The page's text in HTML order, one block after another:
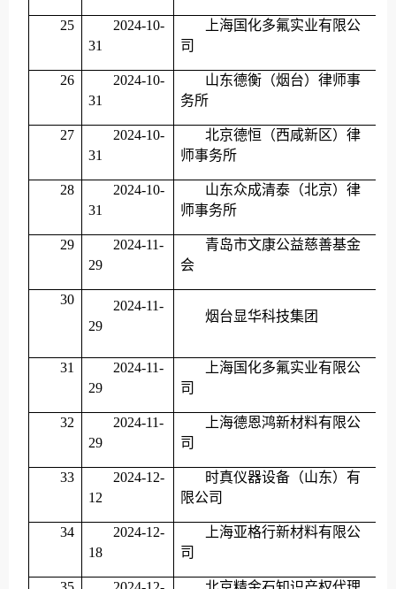
25
2024-10-
31
上海国化多氟实业有限公
司
26
2024-10-
31
山东德衡（烟台）律师事
务所
27
2024-10-
31
北京德恒（西咸新区）律
师事务所
28
2024-10-
31
山东众成清泰（北京）律
师事务所
29
2024-11-
29
青岛市文康公益慈善基金
会
30
2024-11-
29
烟台显华科技集团
31
2024-11-
29
上海国化多氟实业有限公
司
32
2024-11-
29
上海德恩鸿新材料有限公
司
33
2024-12-
12
时真仪器设备（山东）有
限公司
34
2024-12-
18
上海亚格行新材料有限公
司